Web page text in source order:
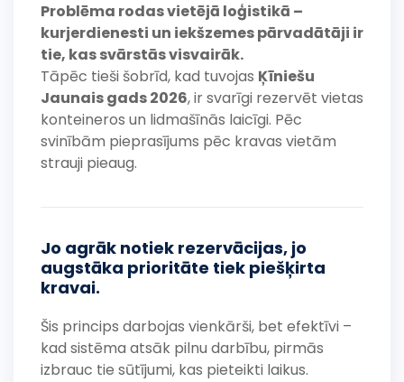
Problēma rodas vietējā loģistikā –
kurjerdienesti un iekšzemes pārvadātāji ir
tie, kas svārstās visvairāk.
Tāpēc tieši šobrīd, kad tuvojas Ķīniešu
Jaunais gads 2026, ir svarīgi rezervēt vietas
konteineros un lidmašīnās laicīgi. Pēc
svinībām pieprasījums pēc kravas vietām
strauji pieaug.
Jo agrāk notiek rezervācijas, jo
augstāka prioritāte tiek piešķirta
kravai.
Šis princips darbojas vienkārši, bet efektīvi –
kad sistēma atsāk pilnu darbību, pirmās
izbrauc tie sūtījumi, kas pieteikti laikus.